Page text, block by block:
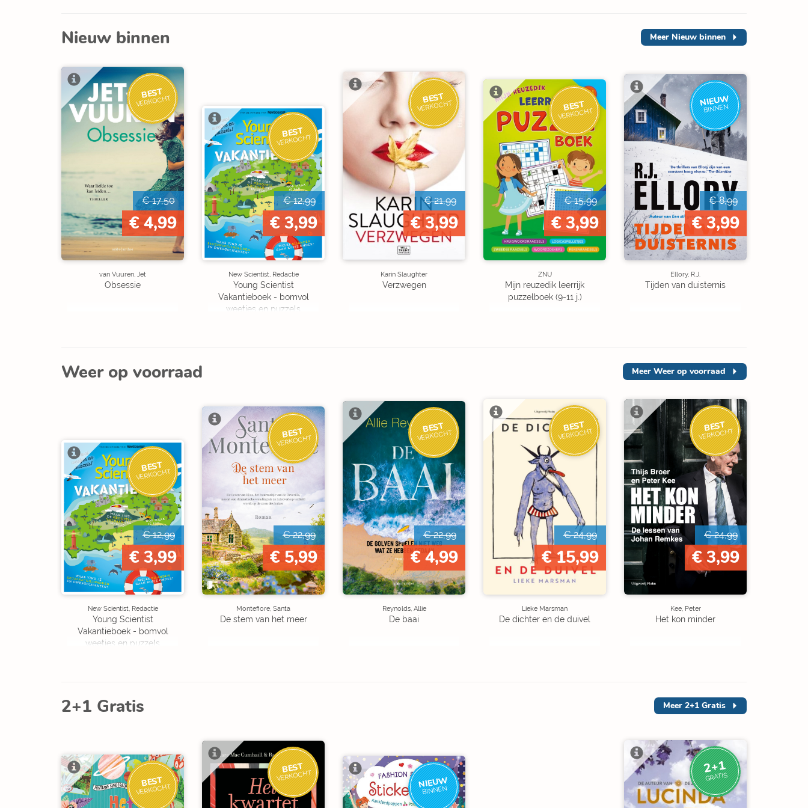
Nieuw binnen Meer Nieuw binnen
BEST
VERKOCHT
€ 17,50
€ 4,99
van Vuuren, Jet
Obsessie
BEST
VERKOCHT
€ 12,99
€ 3,99
New Scientist, Redactie
Young Scientist
Vakantieboek - bomvol
weetjes en puzzels
BEST
VERKOCHT
€ 21,99
€ 3,99
Karin Slaughter
Verzwegen
BEST
VERKOCHT
€ 15,99
€ 3,99
ZNU
Mijn reuzedik leerrijk
puzzelboek (9-11 j.)
NIEUW
BINNEN
€ 8,99
€ 3,99
Ellory, R.J.
Tijden van duisternis
Weer op voorraad Meer Weer op voorraad
BEST
VERKOCHT
€ 12,99
€ 3,99
New Scientist, Redactie
Young Scientist
Vakantieboek - bomvol
weetjes en puzzels
BEST
VERKOCHT
€ 22,99
€ 5,99
Montefiore, Santa
De stem van het meer
BEST
VERKOCHT
€ 22,99
€ 4,99
Reynolds, Allie
De baai
BEST
VERKOCHT
€ 24,99
€ 15,99
Lieke Marsman
De dichter en de duivel
BEST
VERKOCHT
€ 24,99
€ 3,99
Kee, Peter
Het kon minder
2+1 Gratis Meer 2+1 Gratis
BEST
VERKOCHT
BEST
VERKOCHT NIEUW
BINNEN
2+1
GRATIS